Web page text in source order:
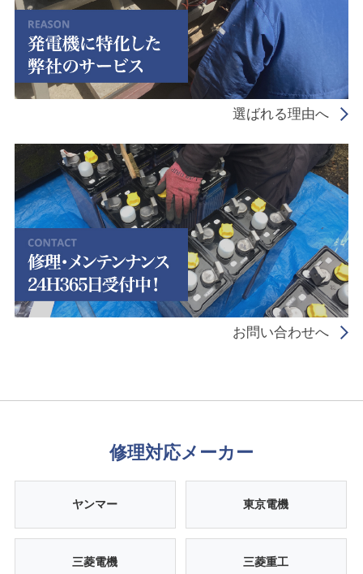
選ばれる理由へ
お問い合わせへ
修理対応メーカー
ヤンマー 東京電機
三菱電機 三菱重工